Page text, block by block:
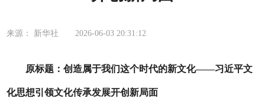
来源： 新华社 2026-06-03 20:31:12
原标题：创造属于我们这个时代的新文化——习近平文
化思想引领文化传承发展开创新局面